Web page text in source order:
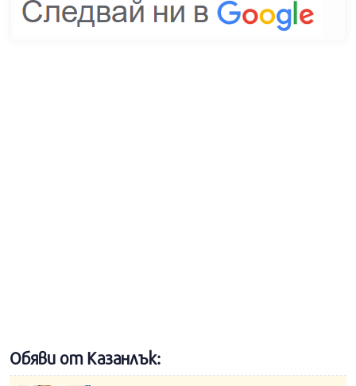
Обяви от Казанлък: